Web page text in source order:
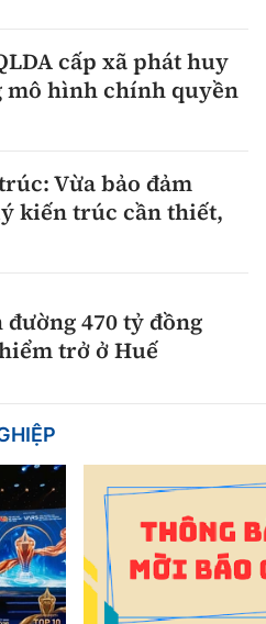
cấp xã phát huy
mô hình chính quyền
Vừa bảo đảm
kiến trúc cần thiết,
đường 470 tỷ đồng
trở ở Huế